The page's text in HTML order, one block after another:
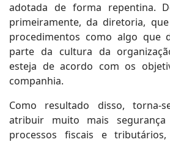
adotada de forma repentina.
primeiramente, da diretoria,
procedimentos como algo que
parte da cultura da
esteja de acordo com os
companhia.
Como resultado disso, torna-
atribuir muito mais
processos fiscais e